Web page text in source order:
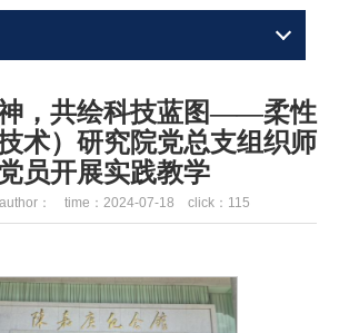
，共绘科技蓝图——柔性
术）研究院党总支组织师
员开展实践教学
： time：2024-07-18 click： 115